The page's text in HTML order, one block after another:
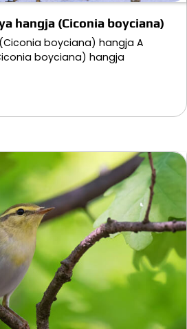
hangja (Ciconia boyciana)
boyciana) hangja A
boyciana) hangja